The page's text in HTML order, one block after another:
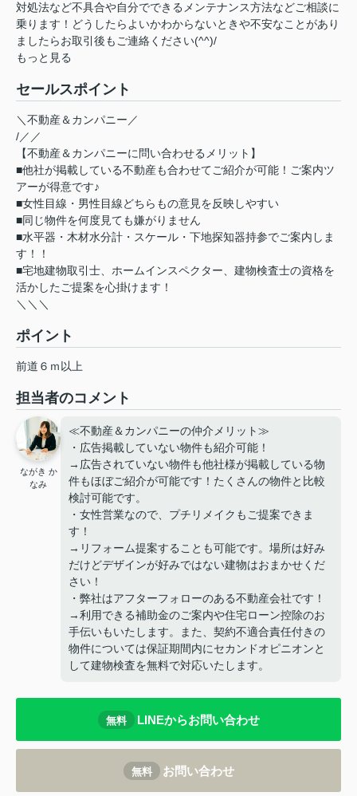
対処法など不具合や自分でできるメンテナンス方法などご相談に
乗ります！どうしたらよいかわからないときや不安なことがあり
ましたらお取引後もご連絡ください(^^)/
もっと見る
セールスポイント
＼不動産＆カンパニー／
/／／
【不動産＆カンパニーに問い合わせるメリット】
■他社が掲載している不動産も合わせてご紹介が可能！ご案内ツ
アーが得意です♪
■女性目線・男性目線どちらもの意見を反映しやすい
■同じ物件を何度見ても嫌がりません
■水平器・木材水分計・スケール・下地探知器持参でご案内しま
す！！
■宅地建物取引士、ホームインスペクター、建物検査士の資格を
活かしたご提案を心掛けます！
＼＼＼
ポイント
前道６ｍ以上
担当者のコメント
ながき か
なみ
≪不動産＆カンパニーの仲介メリット≫
・広告掲載していない物件も紹介可能！
→広告されていない物件も他社様が掲載している物
件もほぼご紹介が可能です！たくさんの物件と比較
検討可能です。
・女性営業なので、プチリメイクもご提案できま
す！
→リフォーム提案することも可能です。場所は好み
だけどデザインが好みではない建物はおまかせくだ
さい！
・弊社はアフターフォローのある不動産会社です！
→利用できる補助金のご案内や住宅ローン控除のお
手伝いもいたします。また、契約不適合責任付きの
物件については保証期間内にセカンドオピニオンと
して建物検査を無料で対応いたします。
無料 LINEからお問い合わせ
無料 お問い合わせ